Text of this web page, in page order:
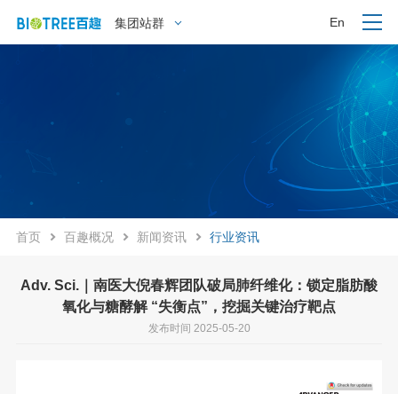
集团站群 En
首页 百趣概况 新闻资讯 行业资讯
Adv. Sci.｜南医大倪春辉团队破局肺纤维化：锁定脂肪酸
氧化与糖酵解 “失衡点”，挖掘关键治疗靶点
发布时间 2025-05-20